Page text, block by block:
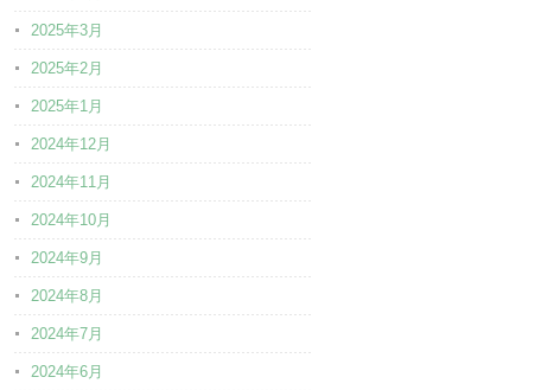
2025年3月
2025年2月
2025年1月
2024年12月
2024年11月
2024年10月
2024年9月
2024年8月
2024年7月
2024年6月